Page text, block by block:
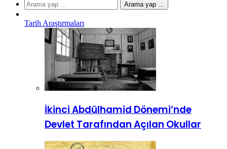
Arama yap ...
Tarih Araştırmaları
İkinci Abdülhamid Dönemi’nde
Devlet Tarafından Açılan Okullar